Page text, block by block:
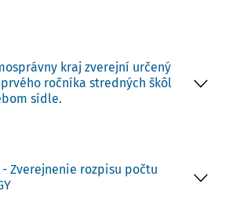
kraj zverejní určený
ročníka stredných škôl
sídle.
- Zverejnenie rozpisu počtu